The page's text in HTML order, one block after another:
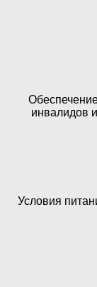
инвалидов
Условия